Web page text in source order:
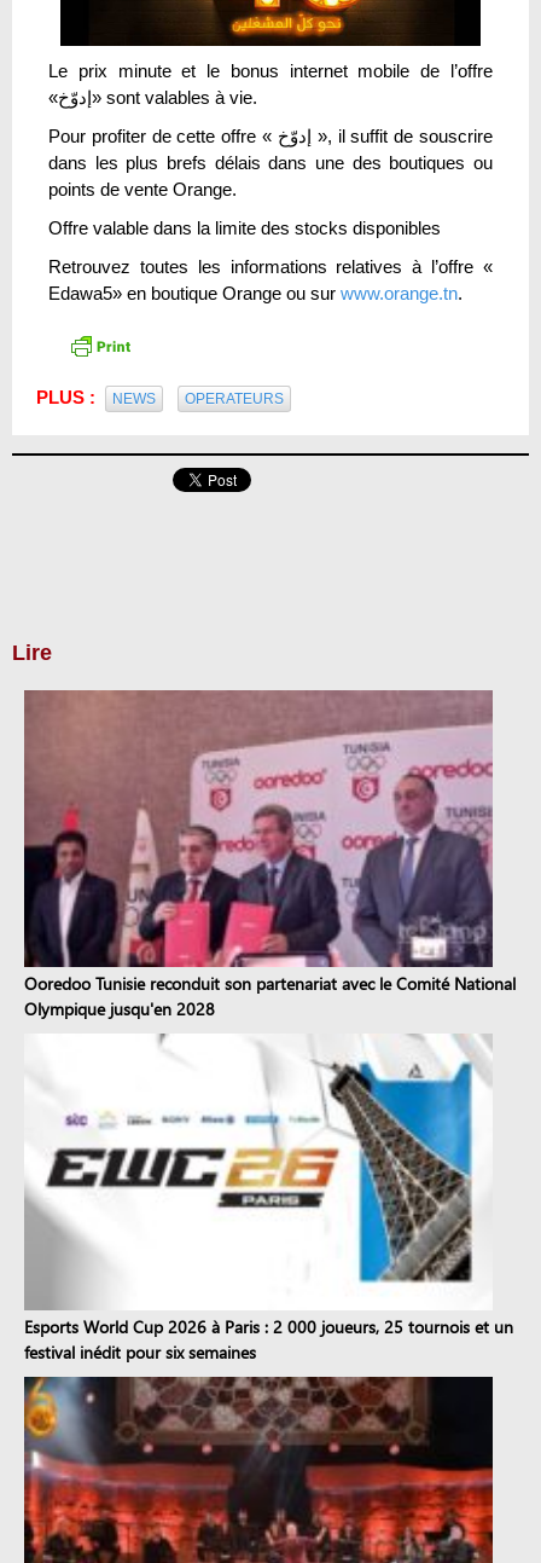
Le prix minute et le bonus internet mobile de l’offre
«إدوّخ» sont valables à vie.
Pour profiter de cette offre « إدوّخ », il suffit de souscrire
dans les plus brefs délais dans une des boutiques ou
points de vente Orange.
Offre valable dans la limite des stocks disponibles
Retrouvez toutes les informations relatives à l’offre «
Edawa5» en boutique Orange ou sur www.orange.tn.
PLUS : NEWS OPERATEURS
Lire
Ooredoo Tunisie reconduit son partenariat avec le Comité National
Olympique jusqu'en 2028
Esports World Cup 2026 à Paris : 2 000 joueurs, 25 tournois et un
festival inédit pour six semaines